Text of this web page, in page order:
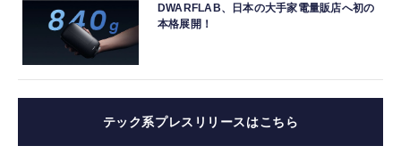
DWARFLAB、日本の大手家電量販店へ初の
本格展開！
テック系プレスリリースはこちら